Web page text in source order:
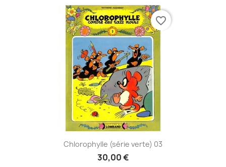
Chlorophylle (série verte) 03
30,00 €
favorite_border